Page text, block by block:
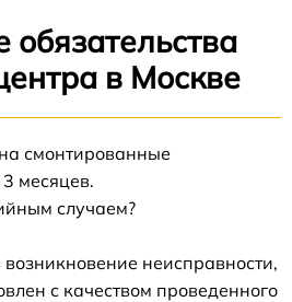
обязательства
в Москве
смонтированные
месяцев.
случаем?
неисправности,
с качеством проведенного